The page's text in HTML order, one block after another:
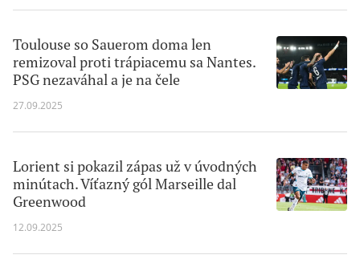
Toulouse so Sauerom doma len
remizoval proti trápiacemu sa Nantes.
PSG nezaváhal a je na čele
27.09.2025
Lorient si pokazil zápas už v úvodných
minútach. Víťazný gól Marseille dal
Greenwood
12.09.2025